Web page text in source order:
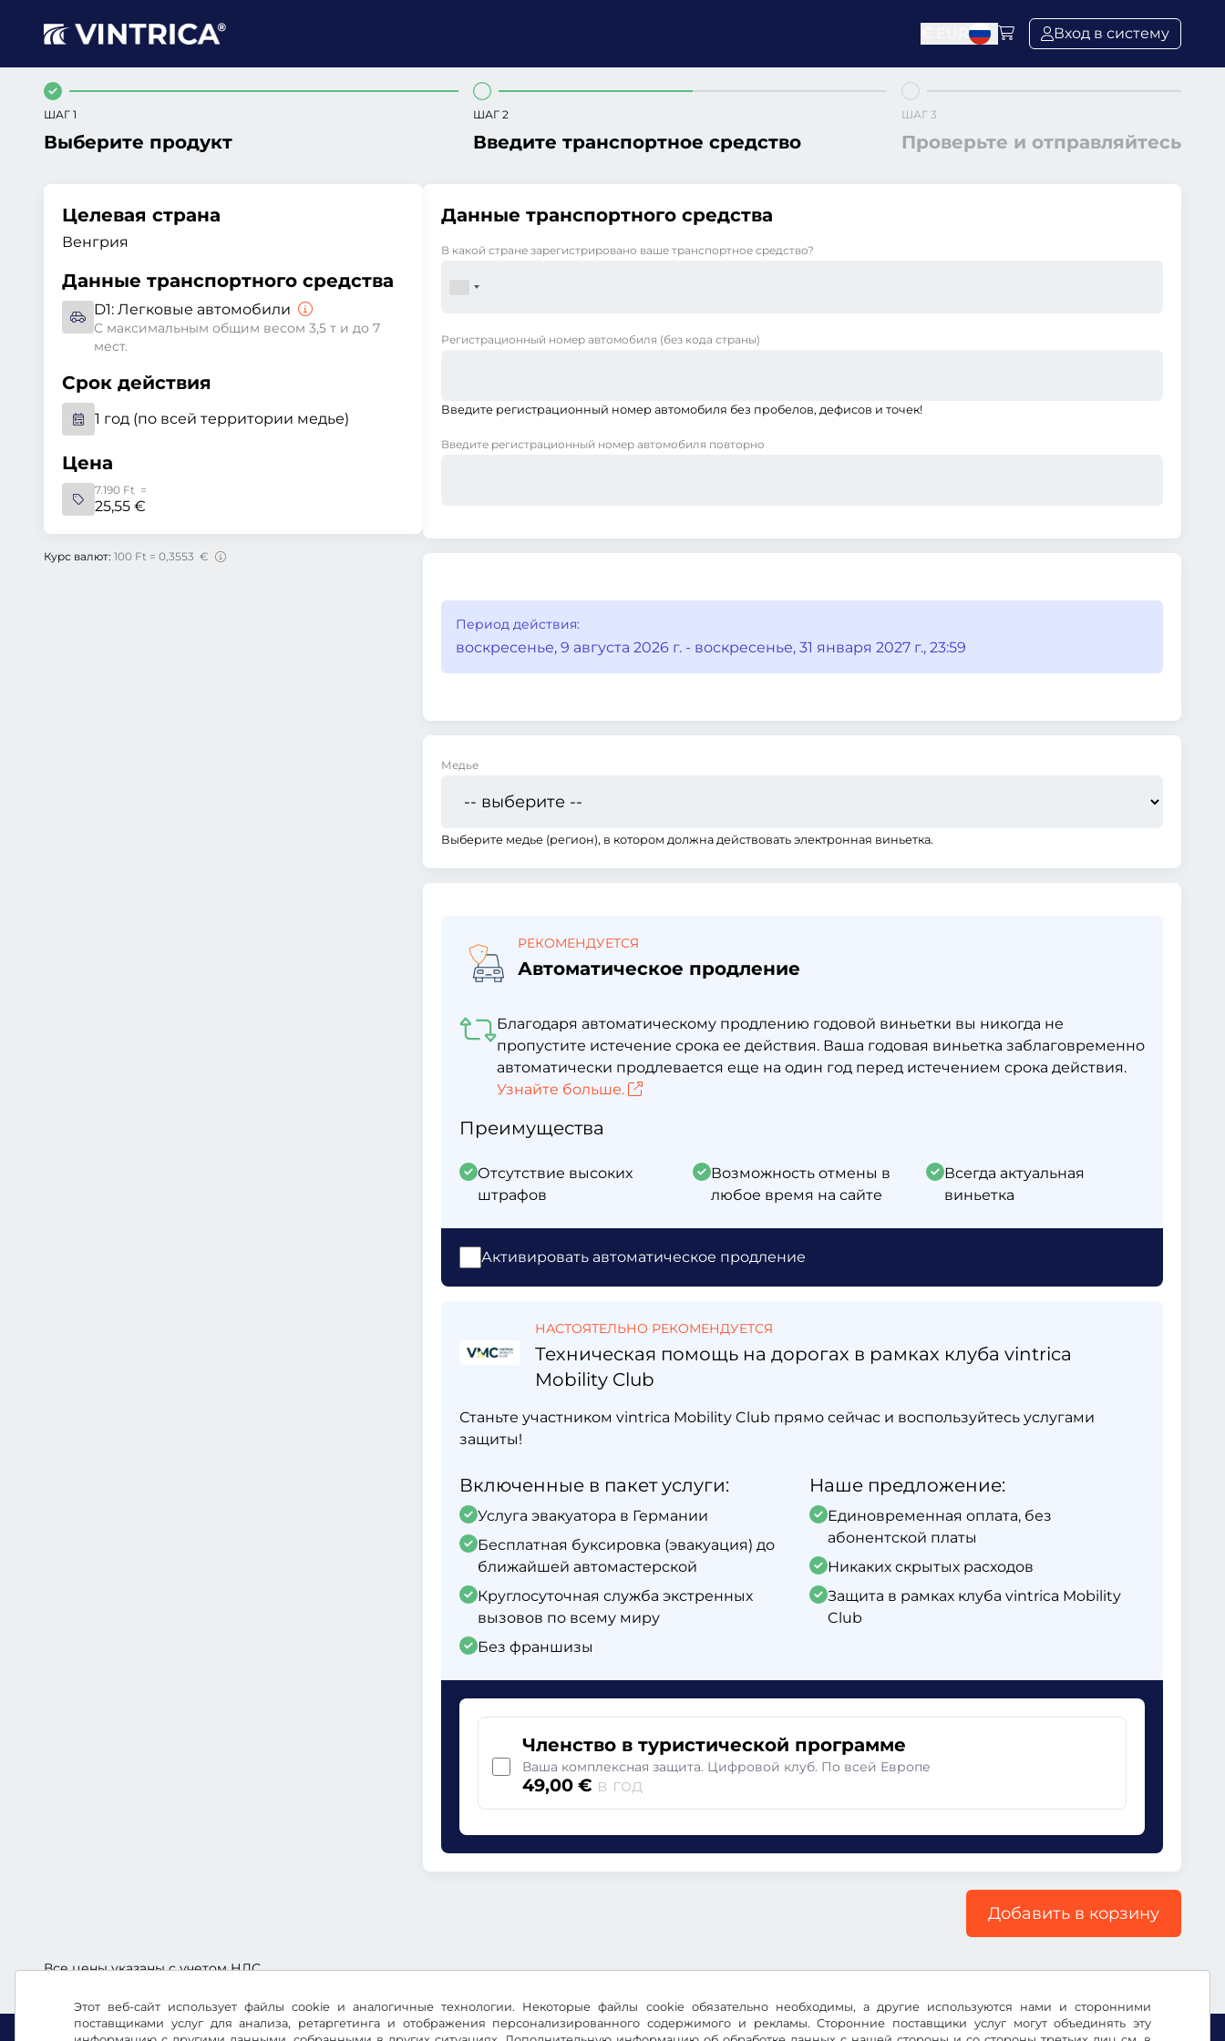
Этот веб-сайт использует файлы cookie и аналогичные технологии. Некоторые файлы cookie обязательно необходимы, а другие используются нами и сторонними
поставщиками услуг для анализа, ретаргетинга и отображения персонализированного содержимого и рекламы. Сторонние поставщики услуг могут объединять эту
Вход в систему
ШАГ 1
Выберите продукт
ШАГ 2
Введите транспортное средство
ШАГ 3
Проверьте и отправляйтесь
Целевая страна
Венгрия
Данные транспортного средства
D1:Легковые автомобили
С максимальным общим весом 3,5 т и до 7
мест.
Срок действия
1 год (по всей территории медье)
Цена
7.190 Ft =
25,55 €
Курс валют: 100 Ft = 0,3553 €
Данные транспортного средства
В какой стране зарегистрировано ваше транспортное средство?
Регистрационный номер автомобиля (без кода страны)
Введите регистрационный номер автомобиля без пробелов, дефисов и точек!
Введите регистрационный номер автомобиля повторно
Период действия:
воскресенье, 9 августа 2026 г. - воскресенье, 31 января 2027 г., 23:59
Медье
Выберите медье (регион), в котором должна действовать электронная виньетка.
РЕКОМЕНДУЕТСЯ
Автоматическое продление
Благодаря автоматическому продлению годовой виньетки вы никогда не
пропустите истечение срока ее действия. Ваша годовая виньетка заблаговременно
автоматически продлевается еще на один год перед истечением срока действия.
Узнайте больше.
Преимущества
Отсутствие высоких
штрафов
Возможность отмены в
любое время на сайте
Всегда актуальная
виньетка
Активировать автоматическое продление
НАСТОЯТЕЛЬНО РЕКОМЕНДУЕТСЯ
Техническая помощь на дорогах в рамках клуба vintrica
Mobility Club
Станьте участником vintrica Mobility Club прямо сейчас и воспользуйтесь услугами
защиты!
Включенные в пакет услуги:
Услуга эвакуатора в Германии
Бесплатная буксировка (эвакуация) до
ближайшей автомастерской
Круглосуточная служба экстренных
вызовов по всему миру
Без франшизы
Наше предложение:
Единовременная оплата, без
абонентской платы
Никаких скрытых расходов
Защита в рамках клуба vintrica Mobility
Club
Членство в туристической программе
Ваша комплексная защита. Цифровой клуб. По всей Европе
49,00 € в год
Добавить в корзину
Все цены указаны с учетом НДС.